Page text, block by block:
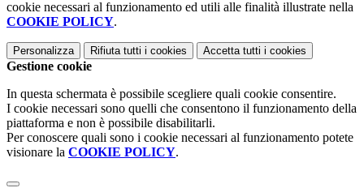
cookie necessari al funzionamento ed utili alle finalità illustrate nella
COOKIE POLICY.
Personalizza Rifiuta tutti i cookies Accetta tutti i cookies
Gestione cookie
In questa schermata è possibile scegliere quali cookie consentire.
I cookie necessari sono quelli che consentono il funzionamento della
piattaforma e non è possibile disabilitarli.
Per conoscere quali sono i cookie necessari al funzionamento potete
visionare la COOKIE POLICY.